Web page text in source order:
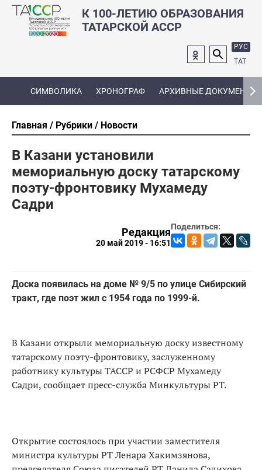
К 100-ЛЕТИЮ ОБРАЗОВАНИЯ
ТАТАРСКОЙ АССР
РУС
ТАТ
СИМВОЛИКА ХРОНОГРАФ АРХИВНЫЕ ДОКУМЕНТЫ
Главная Рубрики Новости
В Казани установили
мемориальную доску татарскому
поэту-фронтовику Мухамеду
Садри
Поделиться:
Редакция
20 май 2019 - 16:51
Доска появилась на доме № 9/5 по улице Сибирский
тракт, где поэт жил с 1954 года по 1999-й.
В Казани открыли мемориальную доску известному
татарскому поэту-фронтовику, заслуженному
работнику культуры ТАССР и РСФСР Мухамеду
Садри, сообщает пресс-служба Минкультуры РТ.
Открытие состоялось при участии заместителя
министра культуры РТ Ленара Хакимзянова,